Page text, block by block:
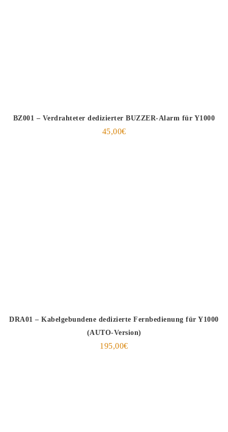
BZ001 – Verdrahteter dedizierter BUZZER-Alarm für Y1000
45,00€
DRA01 – Kabelgebundene dedizierte Fernbedienung für Y1000
(AUTO-Version)
195,00€